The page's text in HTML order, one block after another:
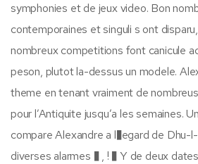
symphonies et de jeux video. Bon
contemporaines et singuli s ont
nombreux competitions font canicule
peson, plutot la-dessus un modele.
theme en tenant vraiment de
pour l’Antiquite jusqu’a les semaines.
compare Alexandre a l�egard de Dhu-
diverses alarmes � , ! � Y de deux